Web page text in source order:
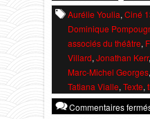
Dixlesic
Slam /
Expériences
Aurélie Youlia, Ciné
Dominique
associés du théâtre,
Villard, Jonathan Kerr,
Marc-Michel Georges,
Tatiana Vialle, Texte,
Commentaires